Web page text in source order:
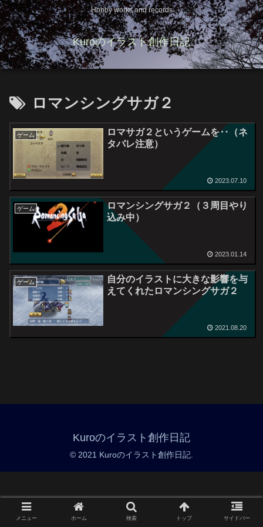
Hobby works and records
Kuroのイラスト創作日記
ロマンシングサガ２
ゲーム
ロマサガ２というゲームを‥（ネ
タバレ注意）
2023.07.10
ゲーム
ロマンシングサガ２（３周目やり
込み中）
2023.01.14
ゲーム
自分のイラストに大きな影響を与
えてくれたロマンシングサガ２
2021.08.20
Kuroのイラスト創作日記
© 2021 Kuroのイラスト創作日記.
メニュー ホーム 検索 トップ サイドバー